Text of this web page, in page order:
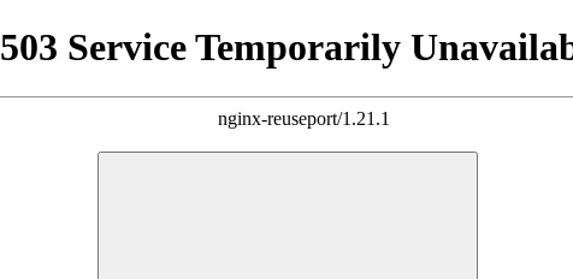
503 Service Temporarily
nginx-reuseport/1.21.1